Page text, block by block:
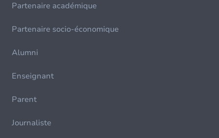
Partenaire académique
Partenaire socio-économique
Alumni
Enseignant
Parent
Journaliste